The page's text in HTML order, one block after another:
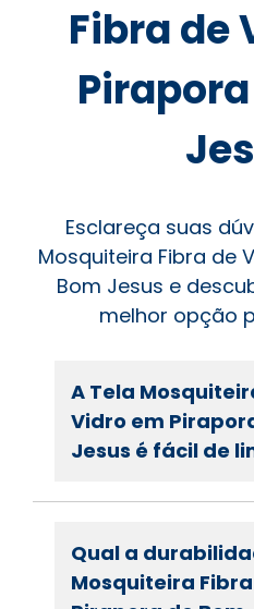
Fibra de
Esclareça suas
Mosquiteira Fibra de
Bom Jesus e
melhor opção
A Tela
Vidro em
Jesus é fácil de
Qual a
Mosquiteira